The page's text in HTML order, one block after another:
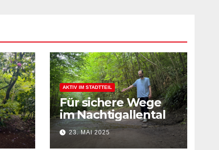
AKTIV IM STADTTEIL
Für sichere Wege
im Nachtigallental
23. MAI 2025